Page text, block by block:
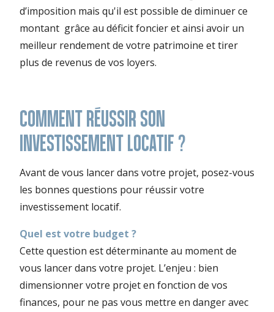
d’imposition mais qu'il est possible de diminuer ce
montant grâce au déficit foncier et ainsi avoir un
meilleur rendement de votre patrimoine et tirer
plus de revenus de vos loyers.
COMMENT RÉUSSIR SON
INVESTISSEMENT LOCATIF ?
Avant de vous lancer dans votre projet, posez-vous
les bonnes questions pour réussir votre
investissement locatif.
Quel est votre budget ?
Cette question est déterminante au moment de
vous lancer dans votre projet. L’enjeu : bien
dimensionner votre projet en fonction de vos
finances, pour ne pas vous mettre en danger avec